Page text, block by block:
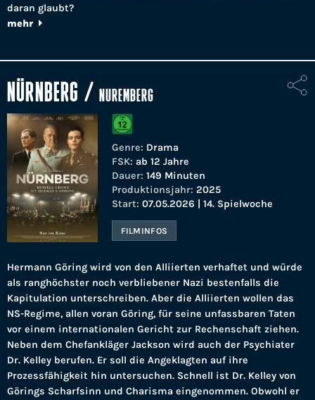
daran glaubt?
mehr
NÜRNBERG / NUREMBERG
Genre: Drama
FSK: ab 12 Jahre
Dauer: 149 Minuten
Produktionsjahr: 2025
Start: 07.05.2026 | 14. Spielwoche
FILMINFOS
Hermann Göring wird von den Alliierten verhaftet und würde
als ranghöchster noch verbliebener Nazi bestenfalls die
Kapitulation unterschreiben. Aber die Alliierten wollen das
NS-Regime, allen voran Göring, für seine unfassbaren Taten
vor einem internationalen Gericht zur Rechenschaft ziehen.
Neben dem Chefankläger Jackson wird auch der Psychiater
Dr. Kelley berufen. Er soll die Angeklagten auf ihre
Prozessfähigkeit hin untersuchen. Schnell ist Dr. Kelley von
Görings Scharfsinn und Charisma eingenommen. Obwohl er